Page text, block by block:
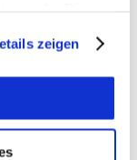
zeigen